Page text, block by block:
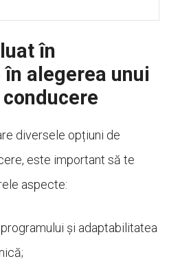
în
alegerea unui
diversele opțiuni de
este important să te
aspecte:
și adaptabilitatea